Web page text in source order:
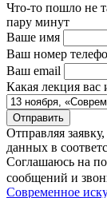
Что-то пошло не
пару минут
Ваше имя
Ваш номер
Ваш email
Какая лекция вас
Отправляя
данных в
Соглашаюсь на
сообщений и
Современное